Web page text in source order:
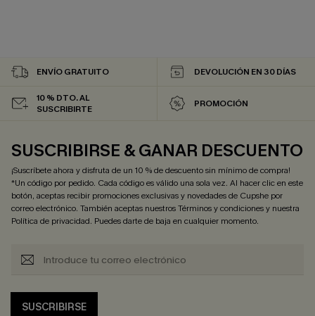
ENVÍO GRATUITO DEVOLUCIÓN EN 30 DÍAS
10 % DTO. AL
SUSCRIBIRTE
PROMOCIÓN
SUSCRIBIRSE & GANAR DESCUENTO
¡Suscríbete ahora y disfruta de un 10 % de descuento sin mínimo de compra!
*Un código por pedido. Cada código es válido una sola vez. Al hacer clic en este
botón, aceptas recibir promociones exclusivas y novedades de Cupshe por
correo electrónico. También aceptas nuestrosTérminos y condicionesy nuestra
Política de privacidad. Puedes darte de baja en cualquier momento.
SUSCRIBIRSE